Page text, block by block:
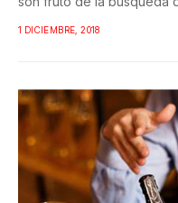
1 DICIEMBRE, 2018